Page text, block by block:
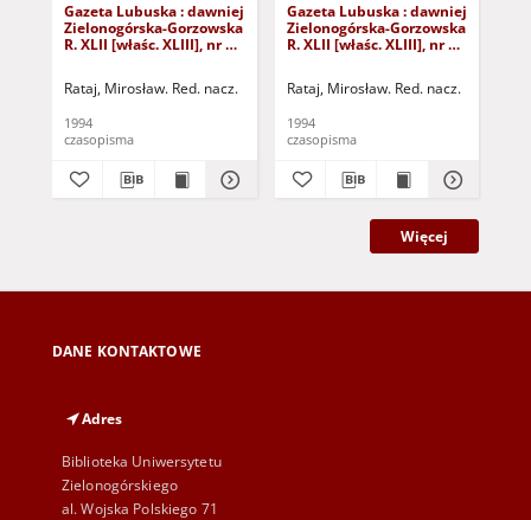
Gazeta Lubuska : dawniej
Zielonogórska-Gorzowska
R. XLII [właśc. XLIII], nr 10
Rataj, Mirosław. Red. nacz.
1994
czasopisma
Gazeta Lubuska : dawniej
Zielonogórska-Gorzowska
R. XLII [właśc. XLIII], nr 22
Rataj, Mirosław. Red. nacz.
1994
czasopisma
Więcej
DANE KONTAKTOWE
Adres
Biblioteka Uniwersytetu
Zielonogórskiego
al. Wojska Polskiego 71